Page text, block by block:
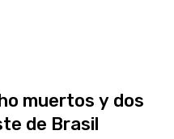
muertos y dos
de Brasil